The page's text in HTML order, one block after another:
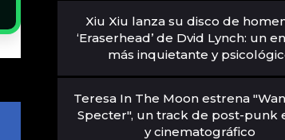
Xiu Xiu lanza su disco de
‘Eraserhead’ de Dvid Lynch: un
más inquietante y
Teresa In The Moon estrena
Specter", un track de post-punk
y cinematográfico